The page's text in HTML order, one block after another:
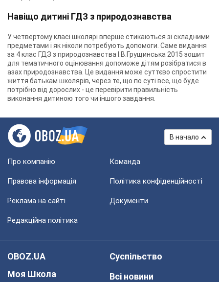
Навіщо дитині ГДЗ з природознавства
У четвертому класі школярі вперше стикаються зі складними
предметами і як ніколи потребують допомоги. Саме видання
за 4 клас ГДЗ з природознавства І.В.Грущинська 2015 зошит
для тематичного оцінювання допоможе дітям розібратися в
азах природознавства. Це видання може суттєво спростити
життя батькам школярів, через те, що по суті все, що буде
потрібно від дорослих - це перевірити правильність
виконання дитиною того чи іншого завдання.
В начало
Про компанію Команда
Правова інформація Політика конфіденційності
Реклама на сайті Документи
Редакційна політика
OBOZ.UA
Моя Школа
Суспільство
Всі новини